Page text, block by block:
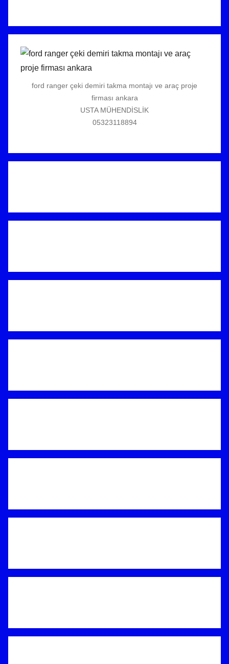
ford ranger çeki demiri takma montajı ve araç proje
firması ankara
USTA MÜHENDİSLİK
05323118894